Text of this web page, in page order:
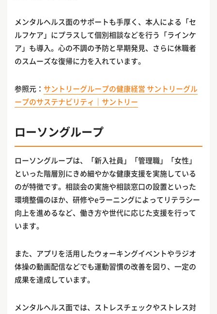
メンタルヘルス面のサポートも手厚く、本人による「セ
ルフケア」にプラスして個別相談などを行う「ラインケ
ア」も導入。心の不調の予防と早期発見、さらに休職者
のスムーズな復帰に力を入れています。
参照元： サントリーグループの健康経営 サントリーグル
ープのサステナビリティ｜サントリー
ローソングループ
ローソングループは、「新入社員」「管理職」「女性」
といった階層別にきめ細やかな健康支援を実施している
のが特徴です。相談会の実施や相談窓口の設置といった
環境整備のほか、研修やeラーニングによってリテラシー
向上を進めるなど、働き方や世代に応じた支援を行って
います。
また、アプリを活用したウォーキングイベントやラジオ
体操の動画配信などでも運動習慣の改善を図り、一定の
成果を達成しています。
メンタルヘルス面では、ストレスチェックやストレス対